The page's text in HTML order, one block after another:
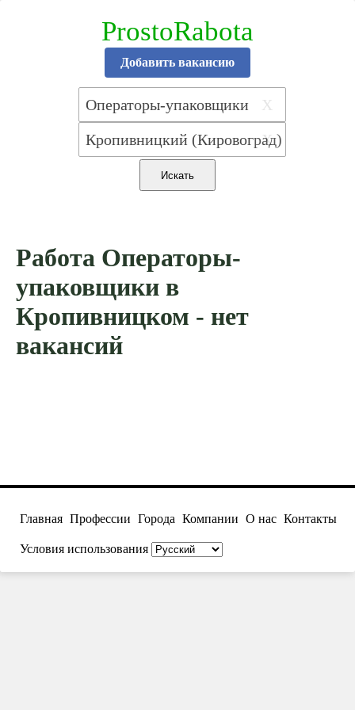
ProstoRabota
Добавить вакансию
X
X
Работа Операторы-
упаковщики в
Кропивницком - нет
вакансий
Главная Профессии Города Компании О нас Контакты
Условия использования